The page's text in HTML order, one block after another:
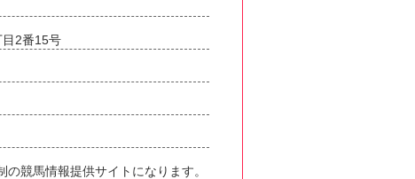
2番15号
の競馬情報提供サイトになります。